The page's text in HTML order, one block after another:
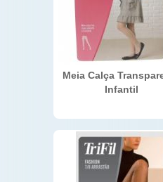
Meia Calça
Infantil